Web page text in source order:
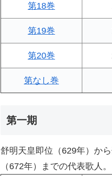
第18巻
第19巻
第20巻
第なし巻
第一期
舒明天皇即位（629年）か
（672年）までの代表歌人。